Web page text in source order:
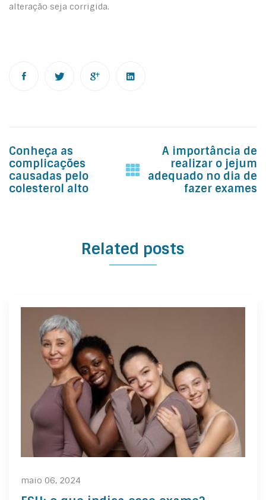
alteração seja corrigida.
navigation
Conheça as
complicações
causadas pelo
colesterol alto
A importância de
realizar o jejum
adequado no dia de
fazer exames
Related posts
maio 06, 2024